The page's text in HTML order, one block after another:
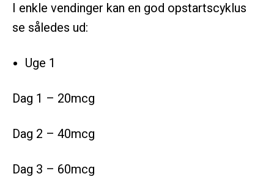
I enkle vendinger kan en god opstartscyklus
se således ud:
Uge 1
Dag 1 – 20mcg
Dag 2 – 40mcg
Dag 3 – 60mcg